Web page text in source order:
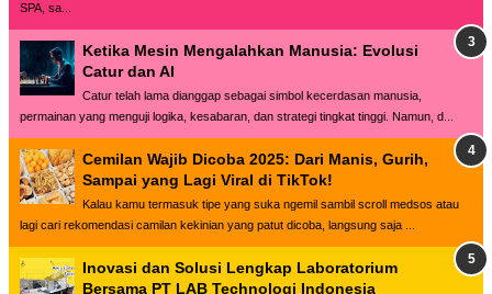
SPA, sa...
Ketika Mesin Mengalahkan Manusia: Evolusi
Catur dan AI
Catur telah lama dianggap sebagai simbol kecerdasan manusia,
permainan yang menguji logika, kesabaran, dan strategi tingkat tinggi. Namun, d...
Cemilan Wajib Dicoba 2025: Dari Manis, Gurih,
Sampai yang Lagi Viral di TikTok!
Kalau kamu termasuk tipe yang suka ngemil sambil scroll medsos atau
lagi cari rekomendasi camilan kekinian yang patut dicoba, langsung saja ...
Inovasi dan Solusi Lengkap Laboratorium
Bersama PT LAB Technologi Indonesia